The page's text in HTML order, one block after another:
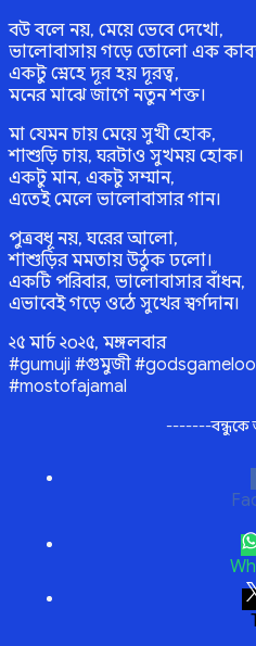
বউ বলে নয়, মেয়ে ভেবে দেখো,
ভালোবাসায় গড়ে তোলো এক
একটু স্নেহে দূর হয় দূরত্ব,
মনের মাঝে জাগে নতুন শক্ত।
মা যেমন চায় মেয়ে সুখী হোক,
শাশুড়ি চায়, ঘরটাও সুখময় হোক।
একটু মান, একটু সম্মান,
এতেই মেলে ভালোবাসার গান।
পুত্রবধূ নয়, ঘরের আলো,
শাশুড়ির মমতায় উঠুক ঢলো।
একটি পরিবার, ভালোবাসার বাঁধন,
এভাবেই গড়ে ওঠে সুখের স্বর্গদান।
২৫ মার্চ ২০২৫, মঙ্গলবার
#gumuji #গুমুজী
#mostofajamal
-------বন্ধুকে